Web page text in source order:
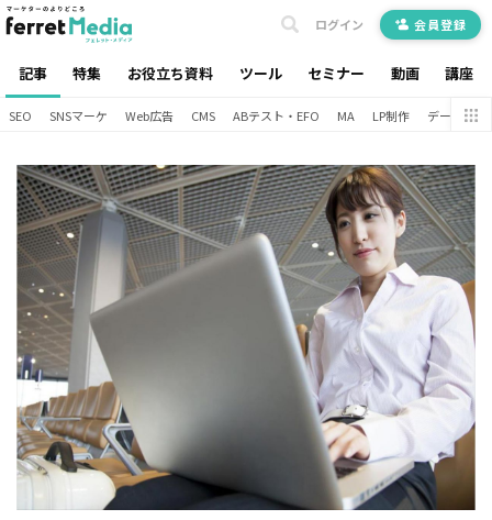
記事 特集 お役立ち資料 ツール セミナー 動画 講座
ログイン 会員登録
SEO SNSマーケ Web広告 CMS ABテスト・EFO MA LP制作 データ分析